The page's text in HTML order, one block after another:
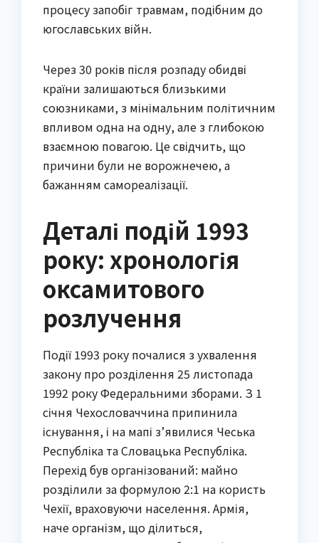
процесу запобіг травмам, подібним до
югославських війн.
Через 30 років після розпаду обидві
країни залишаються близькими
союзниками, з мінімальним політичним
впливом одна на одну, але з глибокою
взаємною повагою. Це свідчить, що
причини були не ворожнечею, а
бажанням самореалізації.
Деталі подій 1993
року: хронологія
оксамитового
розлучення
Події 1993 року почалися з ухвалення
закону про розділення 25 листопада
1992 року Федеральними зборами. З 1
січня Чехословаччина припинила
існування, і на мапі з’явилися Чеська
Республіка та Словацька Республіка.
Перехід був організований: майно
розділили за формулою 2:1 на користь
Чехії, враховуючи населення. Армія,
наче організм, що ділиться,